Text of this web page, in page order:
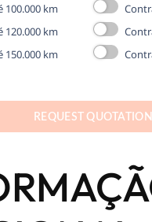
100.000 km
120.000 km
150.000 km
REQUEST QUOTATION